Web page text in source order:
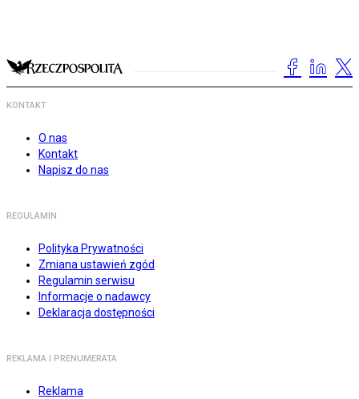
KONTAKT
O nas
Kontakt
Napisz do nas
REGULAMIN
Polityka Prywatności
Zmiana ustawień zgód
Regulamin serwisu
Informacje o nadawcy
Deklaracja dostępności
REKLAMA I PRENUMERATA
Reklama